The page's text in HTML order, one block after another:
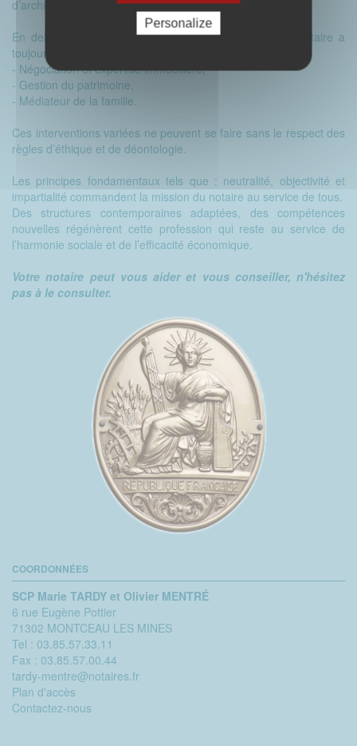
d’archives publiques.
En dehors du domaine de la rédaction des actes, le notaire a
toujours eu une mission en matière de :
- Négociation et expertise immobilière,
- Gestion du patrimoine,
- Médiateur de la famille.
Ces interventions variées ne peuvent se faire sans le respect des
règles d’éthique et de déontologie.
Les principes fondamentaux tels que : neutralité, objectivité et
impartialité commandent la mission du notaire au service de tous.
Des structures contemporaines adaptées, des compétences
nouvelles régénèrent cette profession qui reste au service de
l’harmonie sociale et de l’efficacité économique.
Votre notaire peut vous aider et vous conseiller, n'hésitez
pas à le consulter.
COORDONNÉES
SCP Marie TARDY et Olivier MENTRÉ
6 rue Eugène Pottier
71302 MONTCEAU LES MINES
Tel : 03.85.57.33.11
Fax : 03.85.57.00.44
tardy-mentre@notaires.fr
Plan d'accès
Contactez-nous
Personalize